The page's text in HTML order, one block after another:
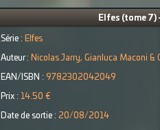
Elfes (tome 7)
Série : Elfes
Auteur : Nicolas Jarry, Gianluca Maconi &
EAN/ISBN : 9782302042049
Prix : 14.50 €
Date de sortie : 20/08/2014